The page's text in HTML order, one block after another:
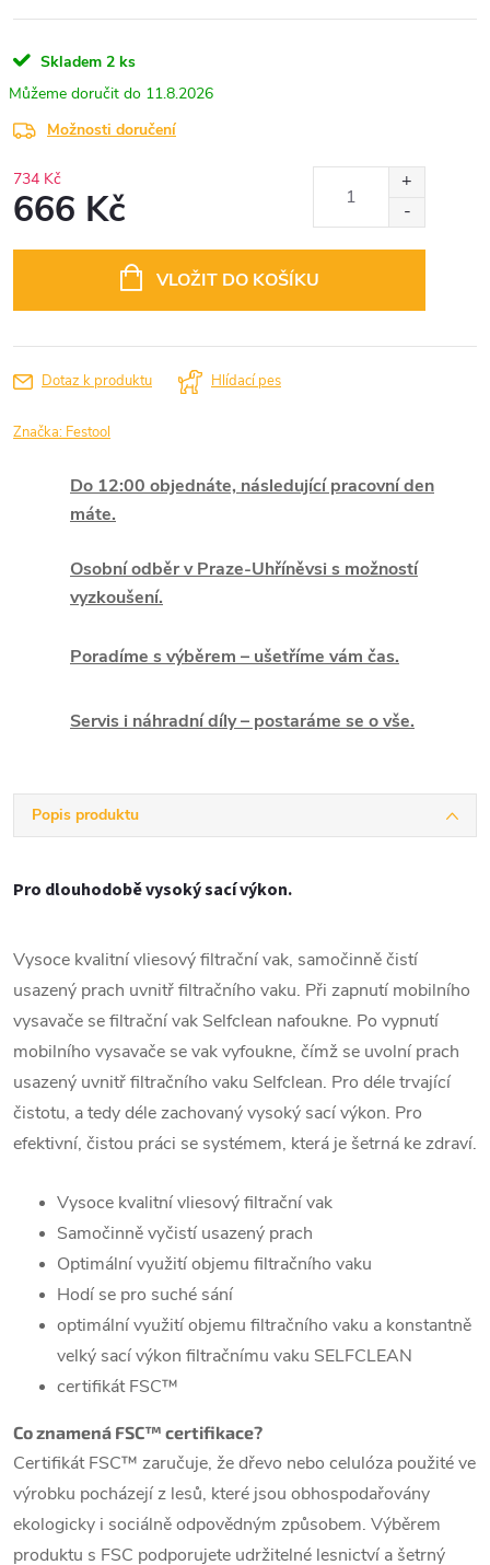
Skladem 2 ks
11.8.2026
Možnosti doručení
734 Kč
666 Kč
VLOŽIT DO KOŠÍKU
Dotaz k produktu Hlídací pes
Značka: Festool
Do 12:00 objednáte, následující pracovní den
máte.
Osobní odběr v Praze-Uhříněvsi s možností
vyzkoušení.
Poradíme s výběrem – ušetříme vám čas.
Servis i náhradní díly – postaráme se o vše.
Popis produktu
Pro dlouhodobě vysoký sací výkon.
Vysoce kvalitní vliesový filtrační vak, samočinně čistí
usazený prach uvnitř filtračního vaku. Při zapnutí mobilního
vysavače se filtrační vak Selfclean nafoukne. Po vypnutí
mobilního vysavače se vak vyfoukne, čímž se uvolní prach
usazený uvnitř filtračního vaku Selfclean. Pro déle trvající
čistotu, a tedy déle zachovaný vysoký sací výkon. Pro
efektivní, čistou práci se systémem, která je šetrná ke zdraví.
Vysoce kvalitní vliesový filtrační vak
Samočinně vyčistí usazený prach
Optimální využití objemu filtračního vaku
Hodí se pro suché sání
optimální využití objemu filtračního vaku a konstantně
velký sací výkon filtračnímu vaku SELFCLEAN
certifikát FSC™
Co znamená FSC™ certifikace?
Certifikát FSC™ zaručuje, že dřevo nebo celulóza použité ve
výrobku pocházejí z lesů, které jsou obhospodařovány
ekologicky i sociálně odpovědným způsobem. Výběrem
produktu s FSC podporujete udržitelné lesnictví a šetrný